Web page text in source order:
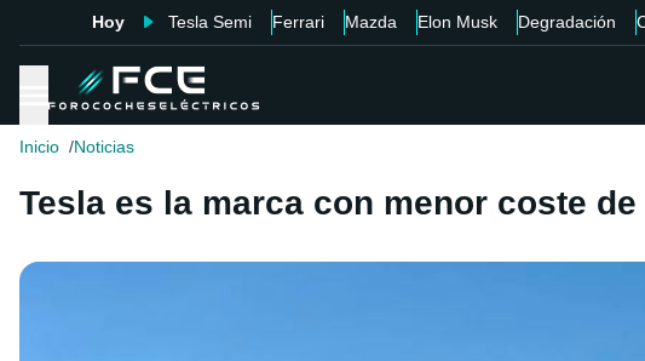
Hoy Tesla Semi Ferrari Mazda Elon Musk Degradación
Inicio Noticias
Tesla es la marca con menor coste